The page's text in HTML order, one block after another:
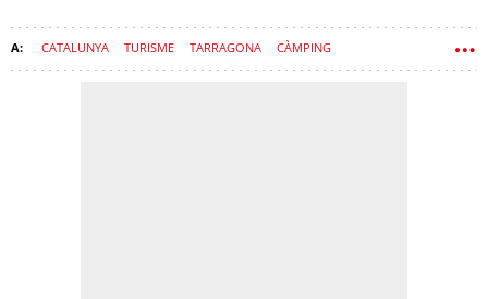
CATALUNYA TURISME TARRAGONA CÀMPING